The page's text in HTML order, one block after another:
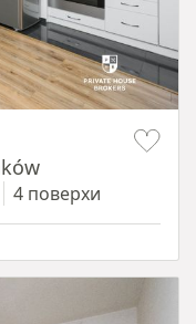
4 поверхи